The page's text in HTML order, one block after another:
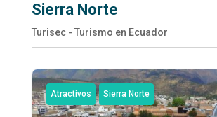
Sierra Norte
Turisec - Turismo en Ecuador
Atractivos Sierra Norte